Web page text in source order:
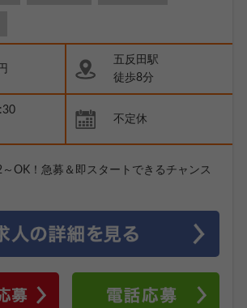
五反田駅
徒歩8分
不定休
OK！急募＆即スタートできるチャンス